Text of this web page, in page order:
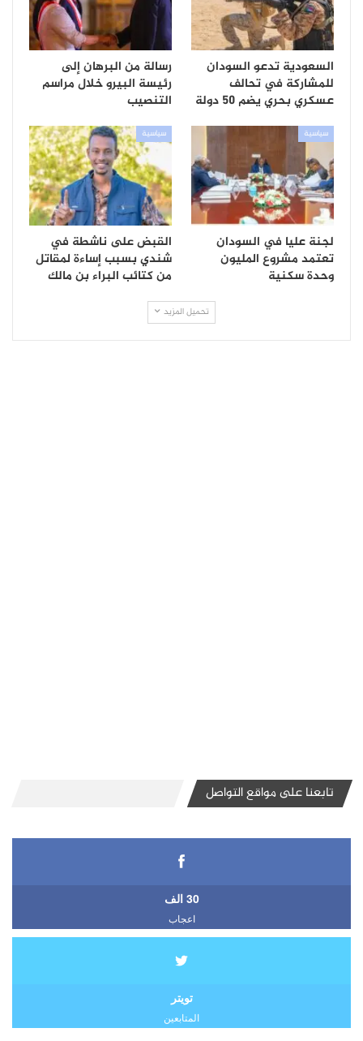
السعودية تدعو السودان
للمشاركة في تحالف
عسكري بحري يضم 50 دولة
رسالة من البرهان إلى
رئيسة البيرو خلال مراسم
التنصيب
سياسية
لجنة عليا في السودان
تعتمد مشروع المليون
وحدة سكنية
سياسية
القبض على ناشطة في
شندي بسبب إساءة لمقاتل
من كتائب البراء بن مالك
تحميل المزيد
تابعنا على مواقع التواصل
30 الف
اعجاب
تويتر
المتابعين